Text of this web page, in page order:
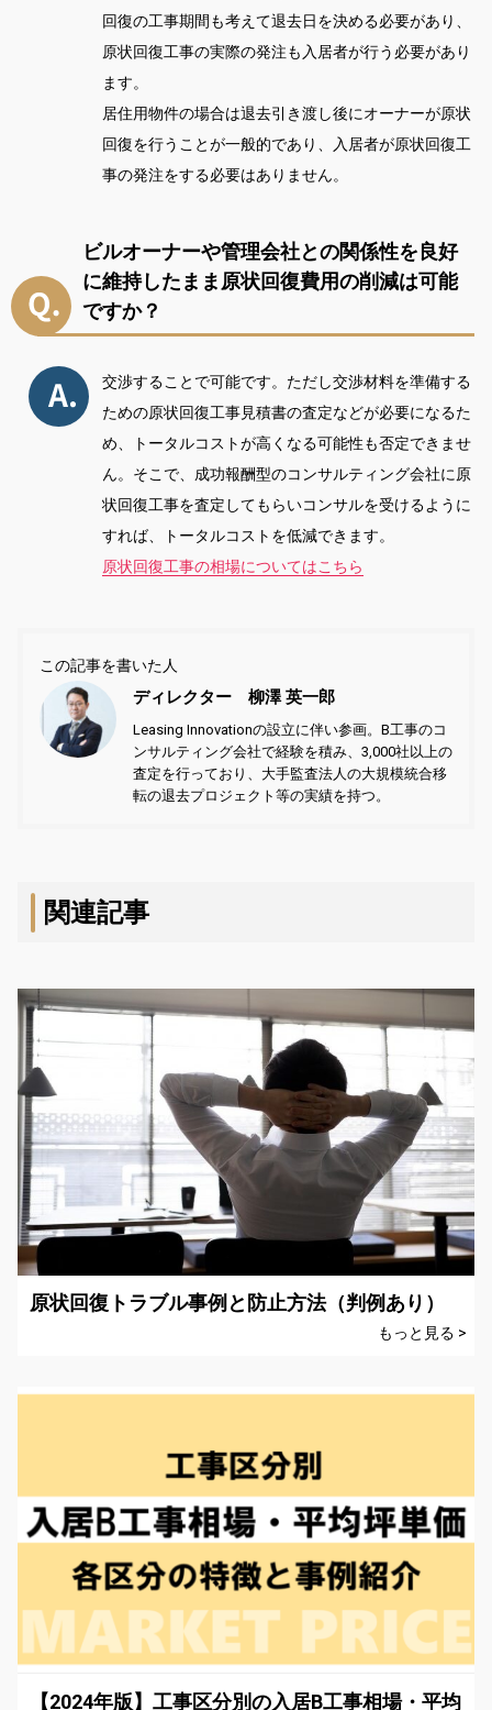
回復の工事期間も考えて退去日を決める必要があり、
原状回復工事の実際の発注も入居者が行う必要があり
ます。
居住用物件の場合は退去引き渡し後にオーナーが原状
回復を行うことが一般的であり、入居者が原状回復工
事の発注をする必要はありません。
ビルオーナーや管理会社との関係性を良好
に維持したまま原状回復費用の削減は可能
ですか？
交渉することで可能です。ただし交渉材料を準備する
ための原状回復工事見積書の査定などが必要になるた
め、トータルコストが高くなる可能性も否定できませ
ん。そこで、成功報酬型のコンサルティング会社に原
状回復工事を査定してもらいコンサルを受けるように
すれば、トータルコストを低減できます。
原状回復工事の相場についてはこちら
この記事を書いた人
ディレクター 柳澤 英一郎
Leasing Innovationの設立に伴い参画。B工事のコ
ンサルティング会社で経験を積み、3,000社以上の
査定を行っており、大手監査法人の大規模統合移
転の退去プロジェクト等の実績を持つ。
関連記事
原状回復トラブル事例と防止方法（判例あり）
もっと見る >
【2024年版】工事区分別の入居B工事相場・平均